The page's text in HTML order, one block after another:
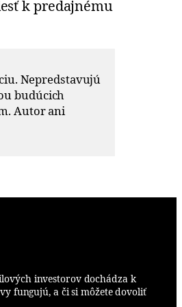
k predajnému
Nepredstavujú
budúcich
Autor ani
investorov dochádza k
fungujú, a či si môžete dovoliť